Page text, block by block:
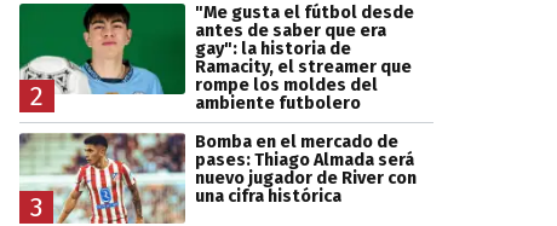
2
"Me gusta el fútbol desde
antes de saber que era
gay": la historia de
Ramacity, el streamer que
rompe los moldes del
ambiente futbolero
3
Bomba en el mercado de
pases: Thiago Almada será
nuevo jugador de River con
una cifra histórica